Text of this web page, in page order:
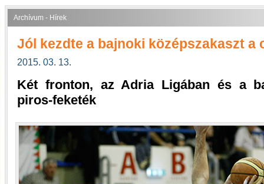
Archívum - Hírek
Jól kezdte a bajnoki középszakaszt a
2015. 03. 13.
Két fronton, az Adria Ligában és a
piros-feketék